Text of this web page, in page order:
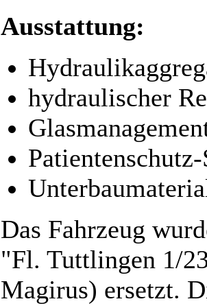
Ausstattung:
hydraulischer
Das Fahrzeug
"Fl. Tuttlingen 1/
Magirus) ersetzt.